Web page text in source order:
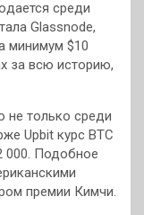
среди
Glassnode,
минимум $10
за всю историю,
не только среди
Upbit курс BTC
000. Подобное
премии Кимчи.